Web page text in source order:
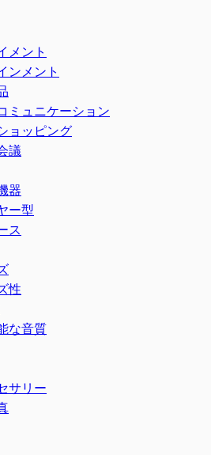
メント
ンメント
ミュニケーション
ョッピング
議
器
ー型
ス
性
な音質
サリー